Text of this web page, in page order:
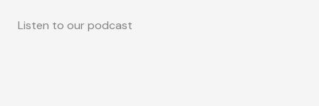
Listen to our podcast